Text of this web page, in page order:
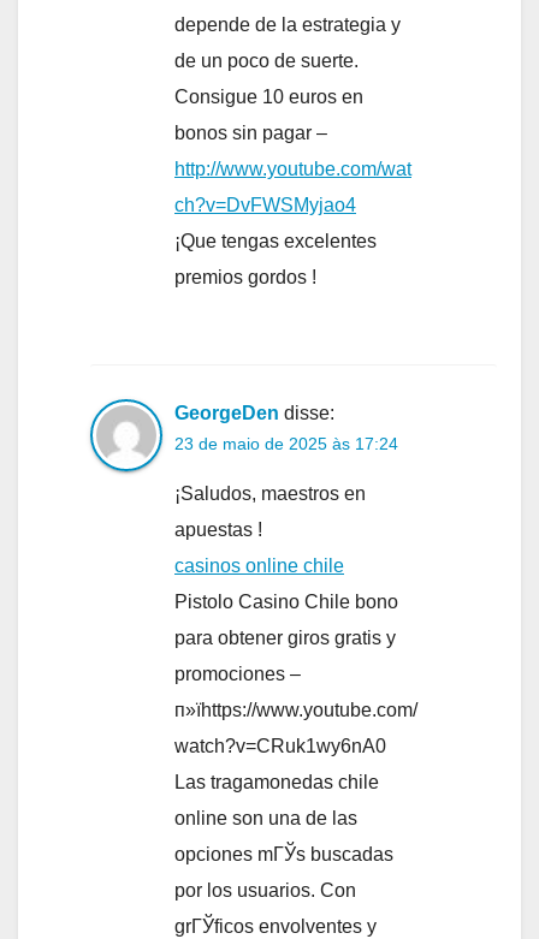
depende de la estrategia y
de un poco de suerte.
Consigue 10 euros en
bonos sin pagar –
http://www.youtube.com/wat
ch?v=DvFWSMyjao4
¡Que tengas excelentes
premios gordos !
GeorgeDen disse:
23 de maio de 2025 às 17:24
¡Saludos, maestros en
apuestas !
casinos online chile
Pistolo Casino Chile bono
para obtener giros gratis y
promociones –
п»їhttps://www.youtube.com/
watch?v=CRuk1wy6nA0
Las tragamonedas chile
online son una de las
opciones mГЎs buscadas
por los usuarios. Con
grГЎficos envolventes y